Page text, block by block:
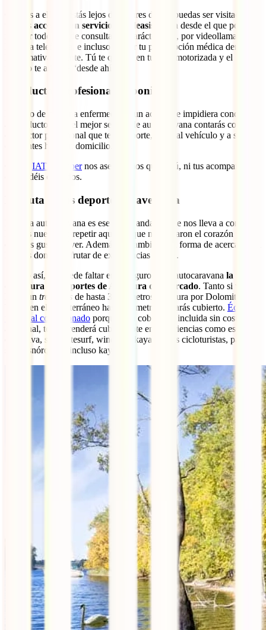
Gracias a ella, si estás lejos de lugares donde puedas ser visitado,
tendrás acceso a un servicio de teleasistencia desde el que podrás
realizar todo tipo de consultas de carácter leve, por videollamada o
llamada telefónica, e incluso recibir tu prescripción médica dentro de
la normativa vigente. Tú te quedas en tu casa motorizada y el
médico te atiende “desde ahí”.
Conductor profesional disponible
En caso de que una enfermedad o un accidente impidiera conducir
al conductor, con el mejor seguro de autocaravana contarás con un
conductor profesional que te transporte, junto al vehículo y a sus
ocupantes hasta tu domicilio.
IATI Campernos aseguramos que ni tú, ni tus acompañantes
os quedéis colgados.
Disfruta de los deportes de aventura
Nuestra autocaravana es ese hogar andante que nos lleva a conocer
lugares nuevos, o repetir aquellos que nos robaron el corazón y a los
que nos gusta volver. Además, es también una forma de acercarnos a
lugares donde disfrutar de experiencias únicas.
Siendo así, no puede faltar en el seguro de tu autocaravana la mejor
cobertura de Deportes de Aventura del mercado. Tanto si vas a
hacer un trekkings de hasta 3000 metros de altura por Dolomitas o
buceo en el Mediterráneo hasta 20 metros, estarás cubierto. Échale
un ojo al condicionado porque esta cobertura, incluida sin coste
adicional, te sorprenderá cubriéndote en experiencias como escalada
deportiva, surf, kitesurf, windsurf, kayak, rutas cicloturistas, paddle
surf, esnórquel o incluso kayak.